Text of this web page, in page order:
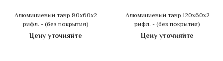
Алюминиевый тавр 80х60х2
рифл. - (без покрытия)
Цену уточняйте
Алюминиевый тавр 120х60х2
рифл. - (без покрытия)
Цену уточняйте